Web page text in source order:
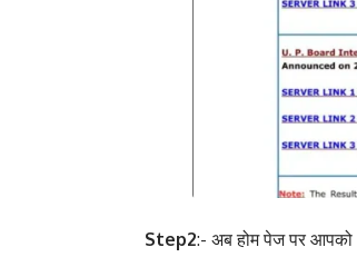
Step2:- अब होम पेज पर आपको